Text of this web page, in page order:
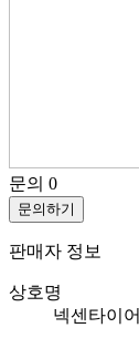
문의 0
문의하기
판매자 정보
상호명
넥센타이어